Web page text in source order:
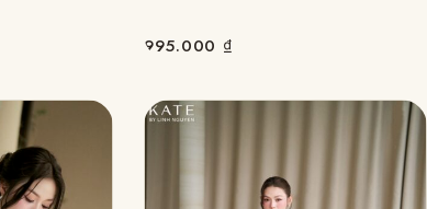
995.000 ₫